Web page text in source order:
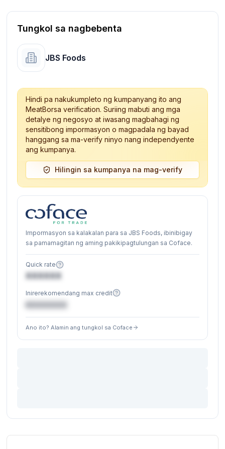
Tungkol sa nagbebenta
JBS Foods
Hindi pa nakukumpleto ng kumpanyang ito ang
MeatBorsa verification. Suriing mabuti ang mga
detalye ng negosyo at iwasang magbahagi ng
sensitibong impormasyon o magpadala ng bayad
hanggang sa ma-verify ninyo nang independyente
ang kumpanya.
Hilingin sa kumpanya na mag-verify
Impormasyon sa kalakalan para sa JBS Foods, ibinibigay
sa pamamagitan ng aming pakikipagtulungan sa Coface.
Quick rate
XXXXXX
Inirerekomendang max credit
Ano ito? Alamin ang tungkol sa Coface